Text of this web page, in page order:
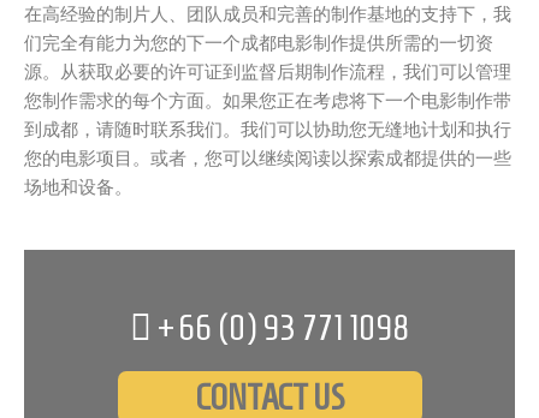
在高经验的制片人、团队成员和完善的制作基地的支持下，我
们完全有能力为您的下一个成都电影制作提供所需的一切资
源。从获取必要的许可证到监督后期制作流程，我们可以管理
您制作需求的每个方面。如果您正在考虑将下一个电影制作带
到成都，请随时联系我们。我们可以协助您无缝地计划和执行
您的电影项目。或者，您可以继续阅读以探索成都提供的一些
场地和设备。
+66 (0) 93 771 1098
CONTACT US